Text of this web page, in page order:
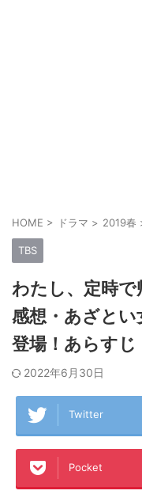
HOME > ドラマ > 2019春
TBS
わたし、定時
感想・あざとい
登場！あらすじ
2022年6月30日
Twitter
Pocket